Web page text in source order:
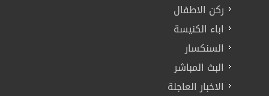
ركن الاطفال
اباء الكنيسة
السنكسار
البث المباشر
الاخبار العاجلة